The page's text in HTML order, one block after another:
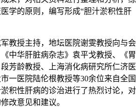
学的原则，编写形成“胆汁淤积性肝
教授主持，地坛医院谢雯教授向与会
中华肝脏病杂志》袁平戈教授、《胃
芳龄教授、上海消化病研究所仁济医
一医院陆伦根教授等30余位来自全国
积性肝病的诊治进行了热烈讨论，对
改意见和建议。